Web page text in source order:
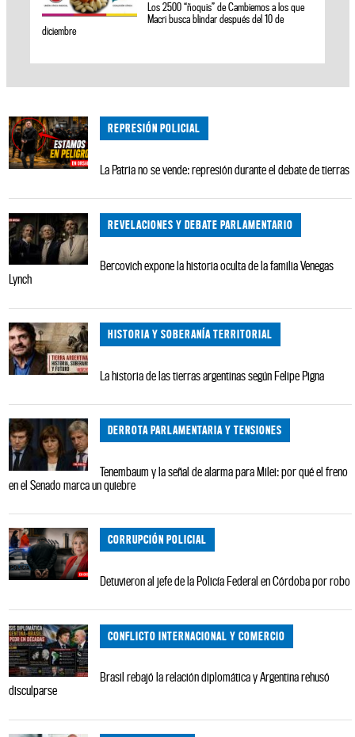
Los 2500 “ñoquis” de Cambiemos a los que
Macri busca blindar después del 10 de
diciembre
REPRESIÓN POLICIAL
La Patria no se vende: represión durante el debate de tierras
REVELACIONES Y DEBATE PARLAMENTARIO
Bercovich expone la historia oculta de la familia Venegas
Lynch
HISTORIA Y SOBERANÍA TERRITORIAL
La historia de las tierras argentinas según Felipe Pigna
DERROTA PARLAMENTARIA Y TENSIONES
Tenembaum y la señal de alarma para Milei: por qué el freno
en el Senado marca un quiebre
CORRUPCIÓN POLICIAL
Detuvieron al jefe de la Policía Federal en Córdoba por robo
CONFLICTO INTERNACIONAL Y COMERCIO
Brasil rebajó la relación diplomática y Argentina rehusó
disculparse